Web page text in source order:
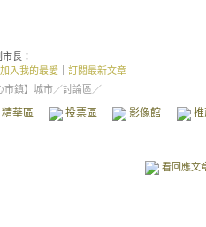
市長：
加入我的最愛
訂閱最新文章
市鎮】城市／討論區／
華區 投票區 影像館
看回應文